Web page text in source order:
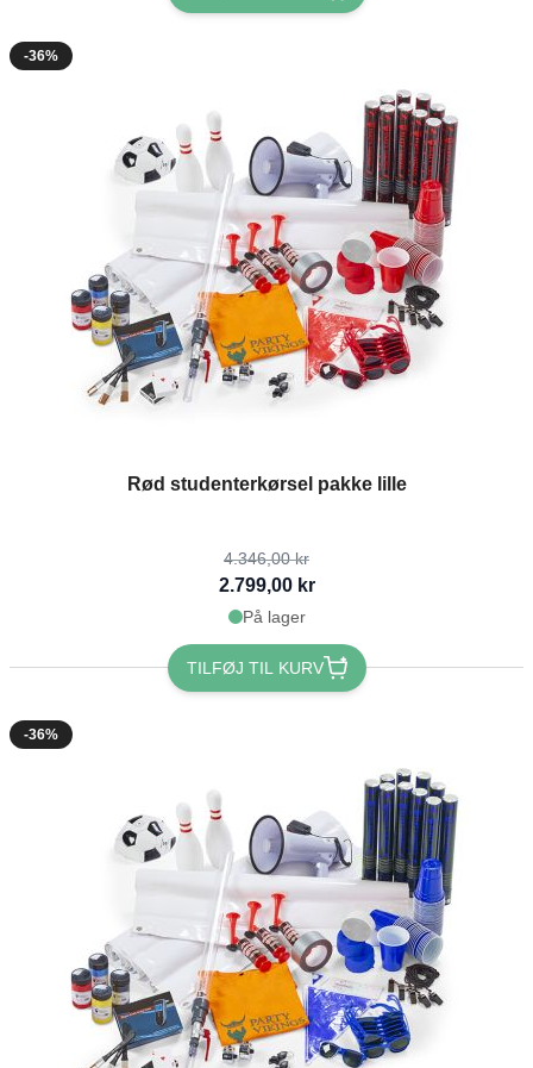
-36%
Rød studenterkørsel pakke lille
The price depends on the options chosen on the product page
4.346,00 kr
2.799,00 kr
På lager
TILFØJ TIL KURV
-36%